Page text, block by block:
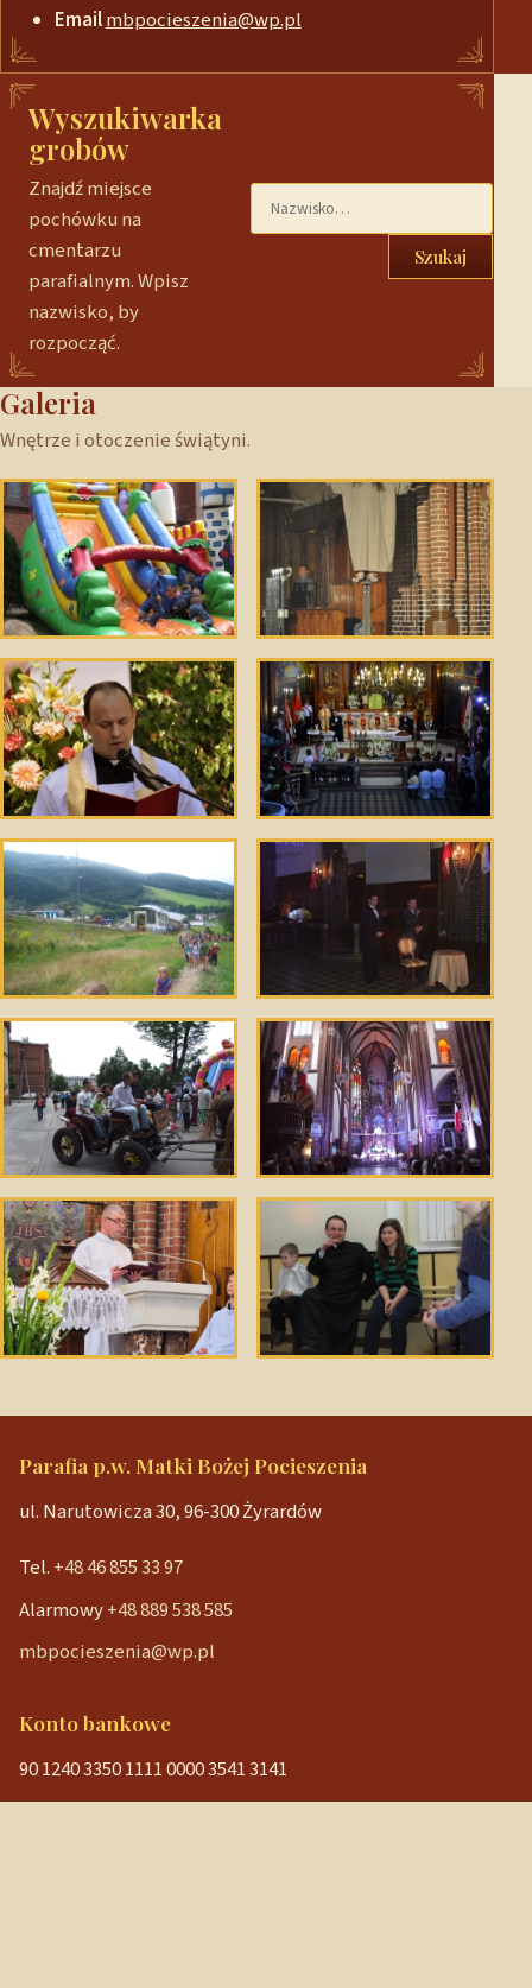
Emailmbpocieszenia@wp.pl
Wyszukiwarka
grobów
Znajdź miejsce
pochówku na
cmentarzu
parafialnym. Wpisz
nazwisko, by
rozpocząć.
Szukaj
Galeria
Wnętrze i otoczenie świątyni.
Parafia p.w. Matki Bożej Pocieszenia
ul. Narutowicza 30, 96-300 Żyrardów
Tel. +48 46 855 33 97
Alarmowy+48 889 538 585
mbpocieszenia@wp.pl
Konto bankowe
90 1240 3350 1111 0000 3541 3141